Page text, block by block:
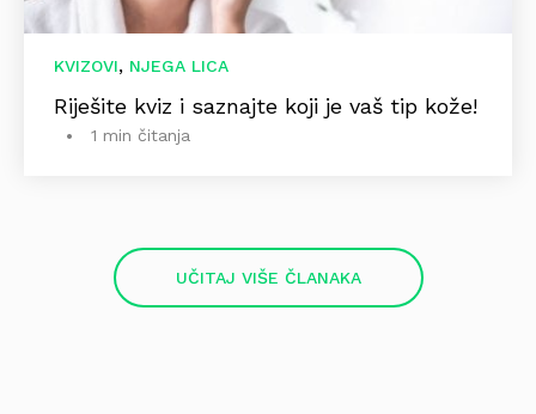
KVIZOVI, NJEGA LICA
Riješite kviz i saznajte koji je vaš tip kože!
1 min čitanja
UČITAJ VIŠE ČLANAKA